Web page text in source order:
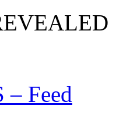
– Feed